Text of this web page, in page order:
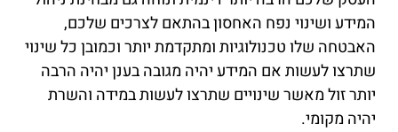
המידע ושינוי נפח האחסון בהתאם לצרכים שלכם,
האבטחה שלו טכנולוגיות ומתקדמת יותר וכמובן כל שינוי
שתרצו לעשות אם המידע יהיה מגובה בענן יהיה הרבה
יותר זול מאשר שינויים שתרצו לעשות במידה והשרת
יהיה מקומי.